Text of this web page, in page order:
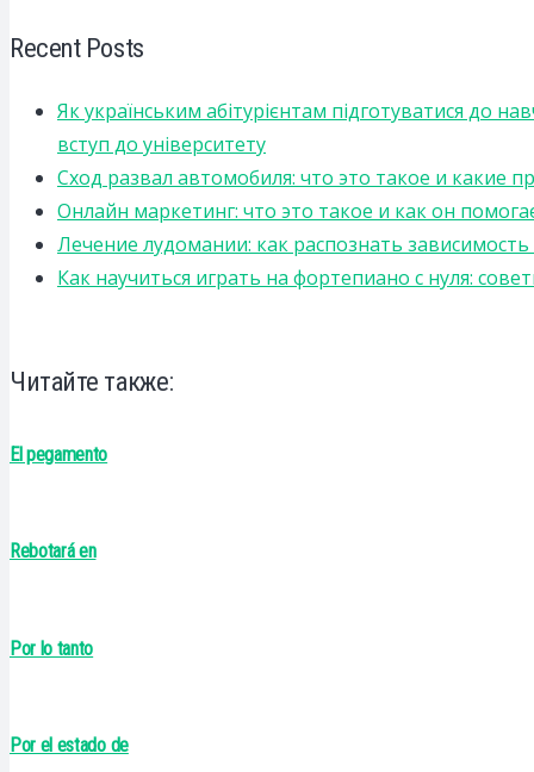
Recent Posts
Як українським абітурієнтам підготуватися до
вступ до університету
Сход развал автомобиля: что это такое и какие
Онлайн маркетинг: что это такое и как он
Лечение лудомании: как распознать
Как научиться играть на фортепиано с нуля:
Читайте также:
El pegamento
Rebotará en
Por lo tanto
Por el estado de